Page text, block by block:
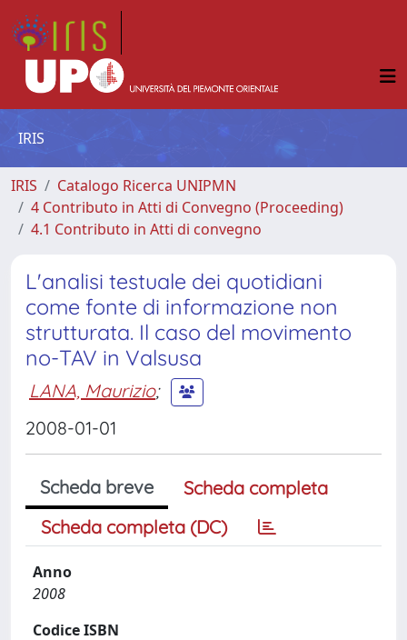
IRIS
IRIS
Catalogo Ricerca UNIPMN
4 Contributo in Atti di Convegno (Proceeding)
4.1 Contributo in Atti di convegno
L'analisi testuale dei quotidiani
come fonte di informazione non
strutturata. Il caso del movimento
no-TAV in Valsusa
LANA, Maurizio;
2008-01-01
Scheda breve
Scheda completa
Scheda completa (DC)
Anno
2008
Codice ISBN